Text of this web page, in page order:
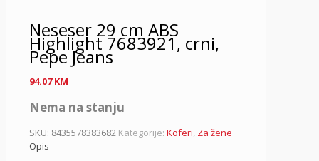
Neseser 29 cm ABS
Highlight 7683921, crni,
Pepe Jeans
94.07KM
Nema na stanju
SKU: 8435578383682 Kategorije: Koferi, Za žene
Opis